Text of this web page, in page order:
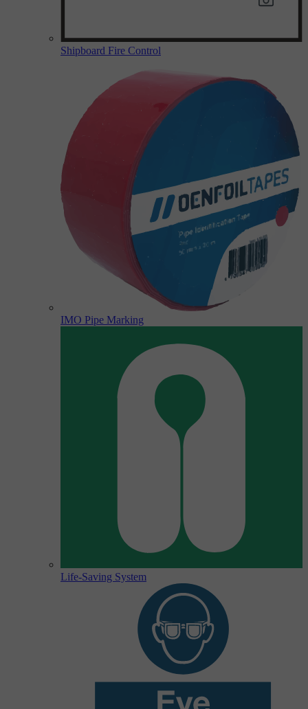
Shipboard Fire Control
IMO Pipe Marking
Life-Saving System